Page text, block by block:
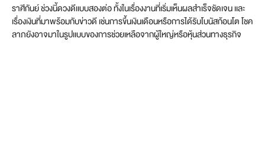
ราศีกันย์ ช่วงนี้ดวงดีเเบบสองต่อ ทั้งในเรื่องงานที่เริ่มเห็นผลสำเร็จชัดเจน เเละ
เรื่องเงินที่มาพร้อมกับข่าวดี เช่นการขึ้นเงินเดือนหรือการได้รับโบนัสก้อนโต โชค
ลาภยังอาจมาในรูปเเบบของการช่วยเหลือจากผู้ใหญ่หรือหุ้นส่วนทางธุรกิจ